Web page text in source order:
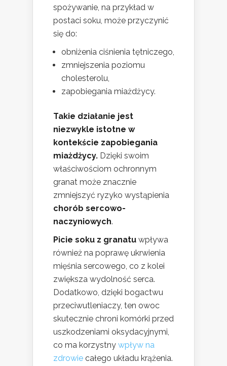
spożywanie, na przykład w
postaci soku, może przyczynić
się do:
obniżenia ciśnienia tętniczego,
zmniejszenia poziomu
cholesterolu,
zapobiegania miażdżycy.
Takie działanie jest
niezwykle istotne w
kontekście zapobiegania
miażdżycy. Dzięki swoim
właściwościom ochronnym
granat może znacznie
zmniejszyć ryzyko wystąpienia
chorób sercowo-
naczyniowych.
Picie soku z granatu wpływa
również na poprawę ukrwienia
mięśnia sercowego, co z kolei
zwiększa wydolność serca.
Dodatkowo, dzięki bogactwu
przeciwutleniaczy, ten owoc
skutecznie chroni komórki przed
uszkodzeniami oksydacyjnymi,
co ma korzystny wpływ na
zdrowie całego układu krążenia.